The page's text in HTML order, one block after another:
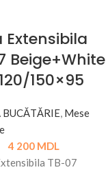
Extensibila
Beige+White
150×95
, Mese
4 200 MDL
TB-07